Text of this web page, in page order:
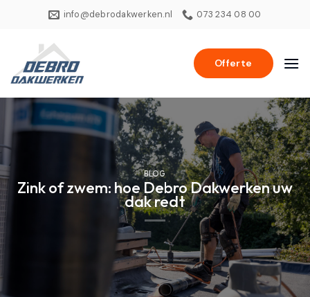
info@debrodakwerken.nl 073 234 08 00
Offerte
BLOG
Zink of zwem: hoe Debro Dakwerken uw
dak redt